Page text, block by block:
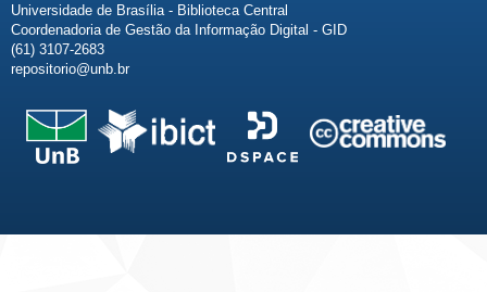
Universidade de Brasília - Biblioteca Central
Coordenadoria de Gestão da Informação Digital - GID
(61) 3107-2683
repositorio@unb.br